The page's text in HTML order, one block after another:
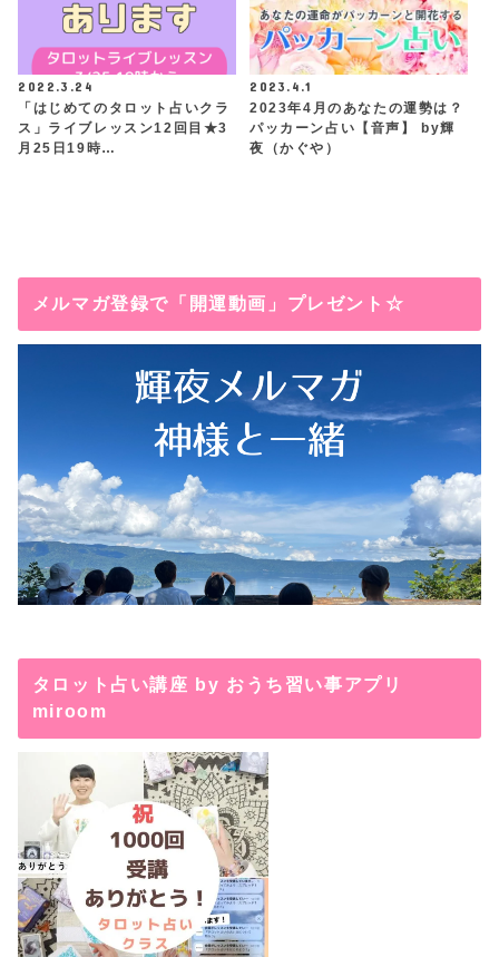
2022.3.24
「はじめてのタロット占いクラ
ス」ライブレッスン12回目★3
月25日19時…
2023.4.1
2023年4月のあなたの運勢は？
パッカーン占い【音声】 by輝
夜（かぐや）
メルマガ登録で「開運動画」プレゼント☆
タロット占い講座 by おうち習い事アプリ
miroom